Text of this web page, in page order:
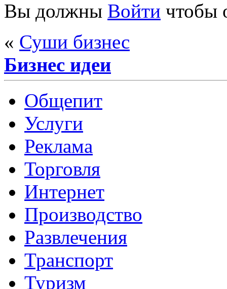
Вы должны Войти чтобы
« Суши бизнес
Бизнес идеи
Общепит
Услуги
Реклама
Торговля
Интернет
Производство
Развлечения
Транспорт
Туризм